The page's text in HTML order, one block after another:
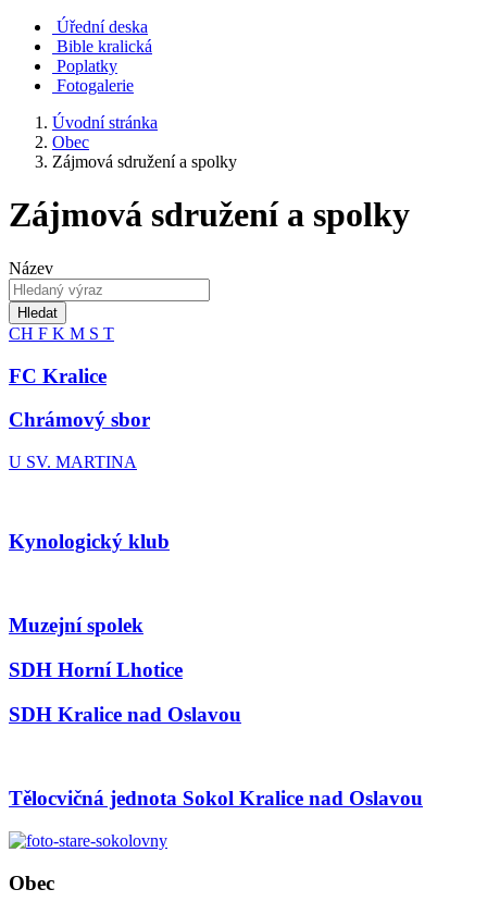
Úřední deska
Bible kralická
Poplatky
Fotogalerie
Úvodní stránka
Obec
Zájmová sdružení a spolky
Zájmová sdružení a spolky
Název
Hledat
CH F K M S T
FC Kralice
Chrámový sbor
U SV. MARTINA
Kynologický klub
Muzejní spolek
SDH Horní Lhotice
SDH Kralice nad Oslavou
Tělocvičná jednota Sokol Kralice nad Oslavou
Obec